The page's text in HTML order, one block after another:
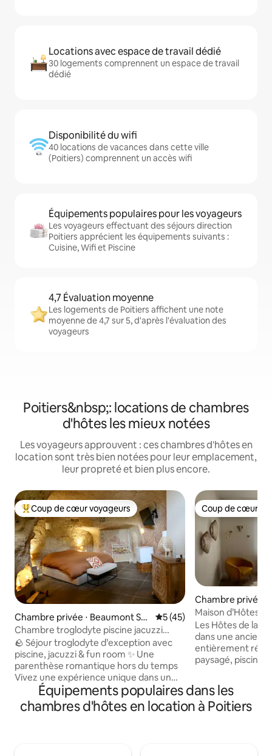
Locations avec espace de travail dédié
30 logements comprennent un espace de travail
dédié
Disponibilité du wifi
40 locations de vacances dans cette ville
(Poitiers) comprennent un accès wifi
Équipements populaires pour les voyageurs
Les voyageurs effectuant des séjours direction
Poitiers apprécient les équipements suivants :
Cuisine, Wifi et Piscine
4,7 Évaluation moyenne
Les logements de Poitiers affichent une note
moyenne de 4,7 sur 5, d'après l'évaluation des
voyageurs
Poitiers&nbsp;: locations de chambres
d'hôtes les mieux notées
Les voyageurs approuvent : ces chambres d'hôtes en
location sont très bien notées pour leur emplacement,
leur propreté et bien plus encore.
Coups de cœur voyageurs les plus appréciés
Coup de cœur voyageurs
Chambre privée ⋅ Beaumont Sai
nt-Cyr
Évaluation moyenne sur la
5 (45)
Chambre troglodyte piscine jacuzzi
Futuroscope
🪨 Séjour troglodyte d’exception avec
piscine, jacuzzi & fun room ✨ Une
parenthèse romantique hors du temps
Vivez une expérience unique dans un
lieu creusé dans la pierre, où le charme
brut de la roche rencontre le confort
moderne. Un cocon intimiste, pensé
Coup de cœur
Coup de cœur
Chambre privée
-lès-Baillargeaux
Maison d’Hôtes
SPA & Piscine
Les Hôtes de la
dans une
entièrement
paysagé, piscine
salle de
Futuroscope.
immédiate de la
Équipements populaires dans les
chambres d'hôtes en location à Poitiers